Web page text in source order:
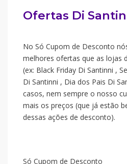
Ofertas Di
No Só Cupom de Desconto
melhores ofertas que as lojas
(ex: Black Friday Di Santinni ,
Di Santinni , Dia dos Pais Di
casos, nem sempre o nosso
mais os preços (que já estão
dessas ações de desconto).
Só Cupom de Desconto